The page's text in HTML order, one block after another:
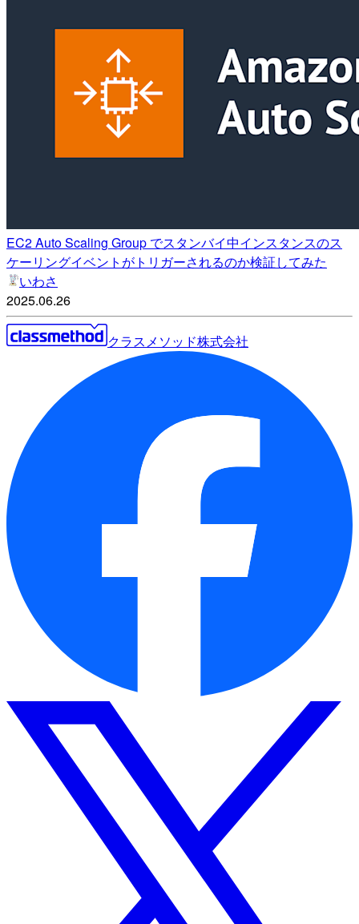
EC2 Auto Scaling Group でスタンバイ中インスタンスのス
ケーリングイベントがトリガーされるのか検証してみた
いわさ
2025.06.26
クラスメソッド株式会社